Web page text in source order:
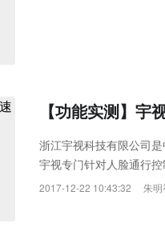
【功能实测】宇
浙江宇视科技有限公司
宇视专门针对人脸通行
主要采用了深度学习，
2017-12-22 10:43:32 朱明